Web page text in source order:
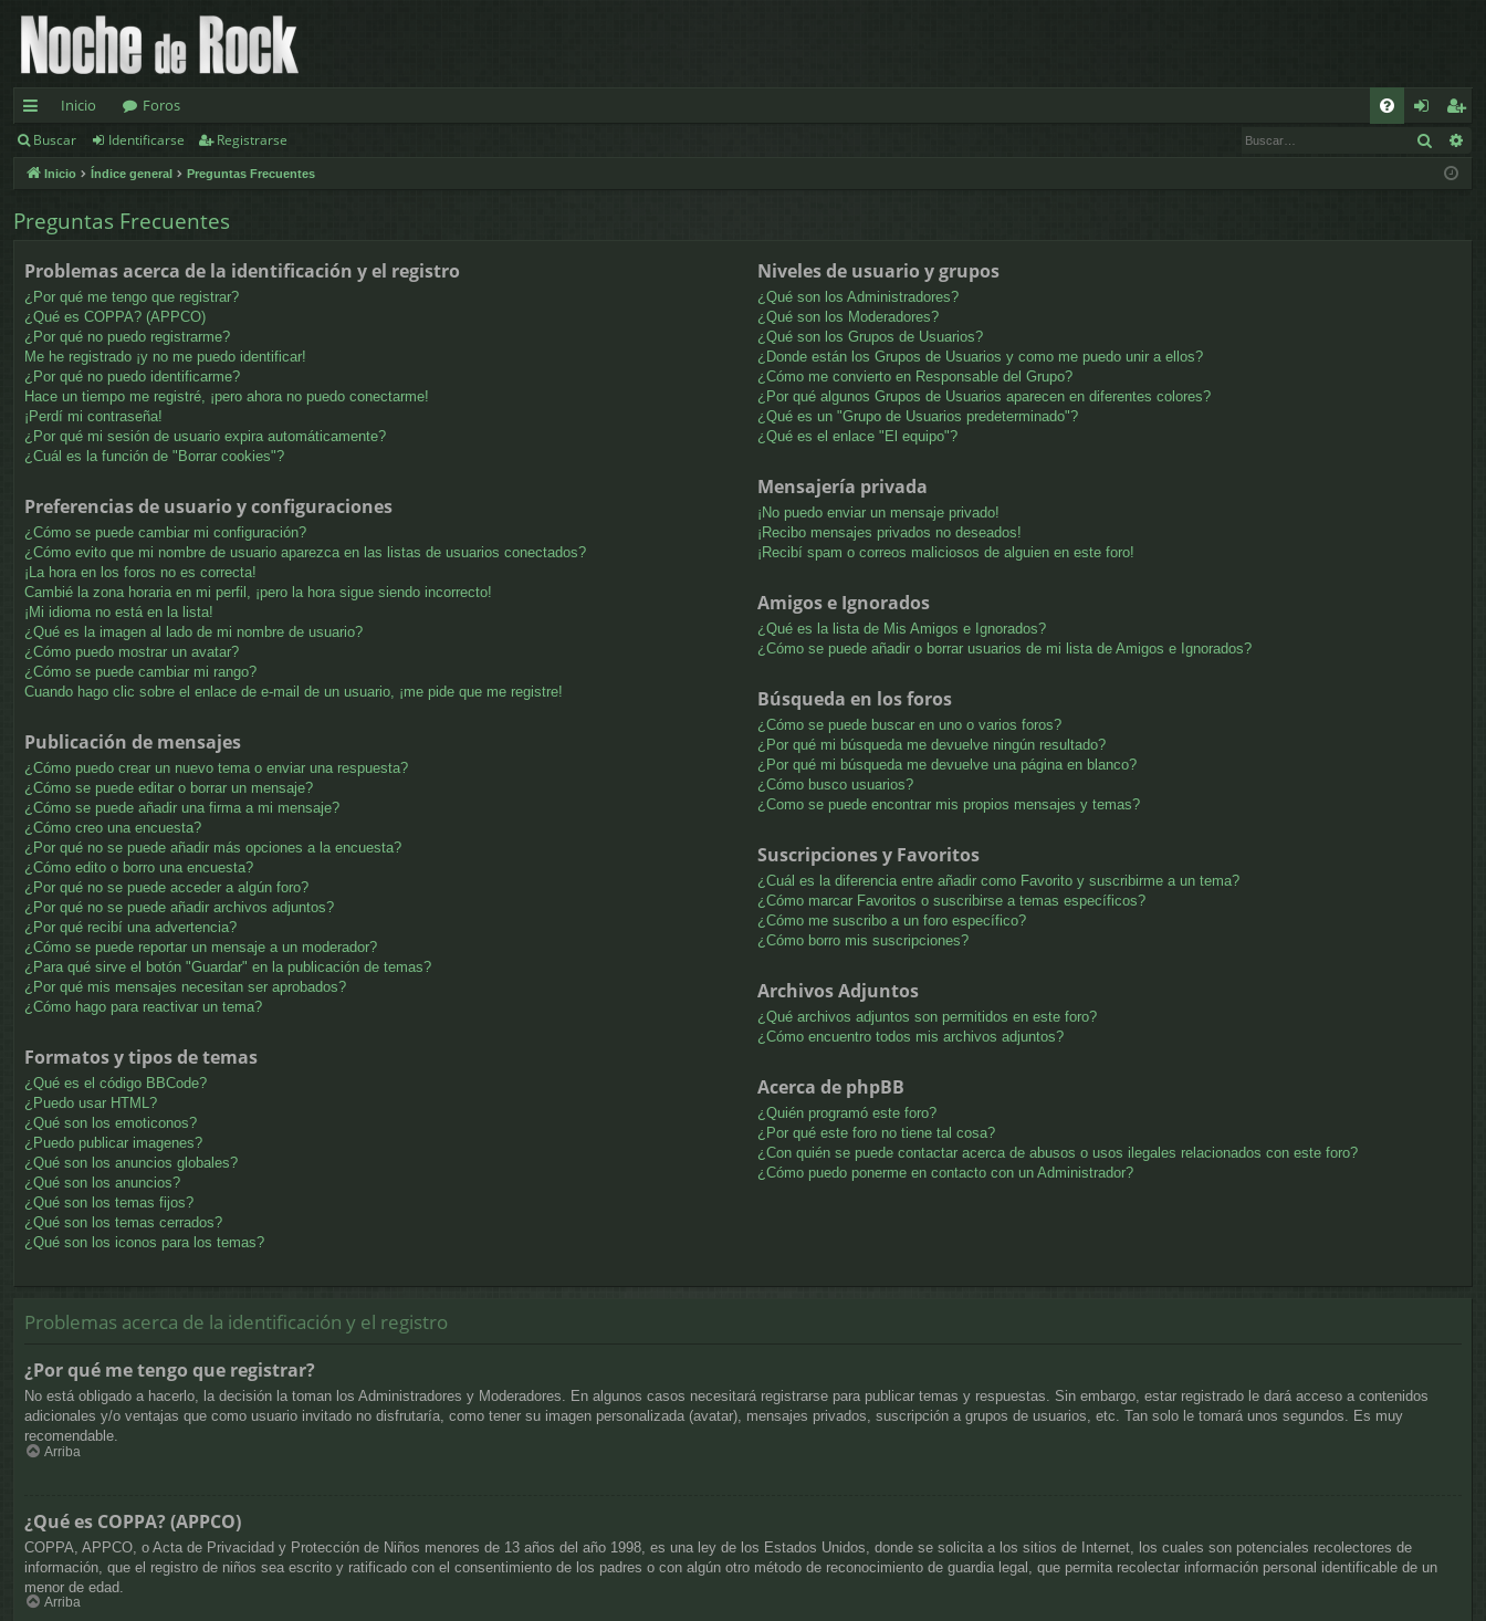
nl
ac
es
d
os
Inicio
Foros
de
eg
ist
Buscar Identificarse Registrarse Buscar
Inicio Índice general Preguntas Frecuentes
Preguntas Frecuentes
Problemas acerca de la identificación y el registro
¿Por qué me tengo que registrar?
¿Qué es COPPA? (APPCO)
¿Por qué no puedo registrarme?
Me he registrado ¡y no me puedo identificar!
¿Por qué no puedo identificarme?
Hace un tiempo me registré, ¡pero ahora no puedo conectarme!
¡Perdí mi contraseña!
¿Por qué mi sesión de usuario expira automáticamente?
¿Cuál es la función de "Borrar cookies"?
Preferencias de usuario y configuraciones
¿Cómo se puede cambiar mi configuración?
¿Cómo evito que mi nombre de usuario aparezca en las listas de usuarios conectados?
¡La hora en los foros no es correcta!
Cambié la zona horaria en mi perfil, ¡pero la hora sigue siendo incorrecto!
¡Mi idioma no está en la lista!
¿Qué es la imagen al lado de mi nombre de usuario?
¿Cómo puedo mostrar un avatar?
¿Cómo se puede cambiar mi rango?
Cuando hago clic sobre el enlace de e-mail de un usuario, ¡me pide que me registre!
Publicación de mensajes
¿Cómo puedo crear un nuevo tema o enviar una respuesta?
¿Cómo se puede editar o borrar un mensaje?
¿Cómo se puede añadir una firma a mi mensaje?
¿Cómo creo una encuesta?
¿Por qué no se puede añadir más opciones a la encuesta?
¿Cómo edito o borro una encuesta?
¿Por qué no se puede acceder a algún foro?
¿Por qué no se puede añadir archivos adjuntos?
¿Por qué recibí una advertencia?
¿Cómo se puede reportar un mensaje a un moderador?
¿Para qué sirve el botón "Guardar" en la publicación de temas?
¿Por qué mis mensajes necesitan ser aprobados?
¿Cómo hago para reactivar un tema?
Formatos y tipos de temas
¿Qué es el código BBCode?
¿Puedo usar HTML?
¿Qué son los emoticonos?
¿Puedo publicar imagenes?
¿Qué son los anuncios globales?
¿Qué son los anuncios?
¿Qué son los temas fijos?
¿Qué son los temas cerrados?
¿Qué son los iconos para los temas?
Niveles de usuario y grupos
¿Qué son los Administradores?
¿Qué son los Moderadores?
¿Qué son los Grupos de Usuarios?
¿Donde están los Grupos de Usuarios y como me puedo unir a ellos?
¿Cómo me convierto en Responsable del Grupo?
¿Por qué algunos Grupos de Usuarios aparecen en diferentes colores?
¿Qué es un "Grupo de Usuarios predeterminado"?
¿Qué es el enlace "El equipo"?
Mensajería privada
¡No puedo enviar un mensaje privado!
¡Recibo mensajes privados no deseados!
¡Recibí spam o correos maliciosos de alguien en este foro!
Amigos e Ignorados
¿Qué es la lista de Mis Amigos e Ignorados?
¿Cómo se puede añadir o borrar usuarios de mi lista de Amigos e Ignorados?
Búsqueda en los foros
¿Cómo se puede buscar en uno o varios foros?
¿Por qué mi búsqueda me devuelve ningún resultado?
¿Por qué mi búsqueda me devuelve una página en blanco?
¿Cómo busco usuarios?
¿Como se puede encontrar mis propios mensajes y temas?
Suscripciones y Favoritos
¿Cuál es la diferencia entre añadir como Favorito y suscribirme a un tema?
¿Cómo marcar Favoritos o suscribirse a temas específicos?
¿Cómo me suscribo a un foro específico?
¿Cómo borro mis suscripciones?
Archivos Adjuntos
¿Qué archivos adjuntos son permitidos en este foro?
¿Cómo encuentro todos mis archivos adjuntos?
Acerca de phpBB
¿Quién programó este foro?
¿Por qué este foro no tiene tal cosa?
¿Con quién se puede contactar acerca de abusos o usos ilegales relacionados con este foro?
¿Cómo puedo ponerme en contacto con un Administrador?
Problemas acerca de la identificación y el registro
¿Por qué me tengo que registrar?
No está obligado a hacerlo, la decisión la toman los Administradores y Moderadores. En algunos casos necesitará registrarse para publicar temas y respuestas. Sin embargo, estar registrado le dará acceso a contenidos
adicionales y/o ventajas que como usuario invitado no disfrutaría, como tener su imagen personalizada (avatar), mensajes privados, suscripción a grupos de usuarios, etc. Tan solo le tomará unos segundos. Es muy
recomendable.
Arriba
¿Qué es COPPA? (APPCO)
COPPA, APPCO, o Acta de Privacidad y Protección de Niños menores de 13 años del año 1998, es una ley de los Estados Unidos, donde se solicita a los sitios de Internet, los cuales son potenciales recolectores de
información, que el registro de niños sea escrito y ratificado con el consentimiento de los padres o con algún otro método de reconocimiento de guardia legal, que permita recolectar información personal identificable de un
menor de edad.
Arriba